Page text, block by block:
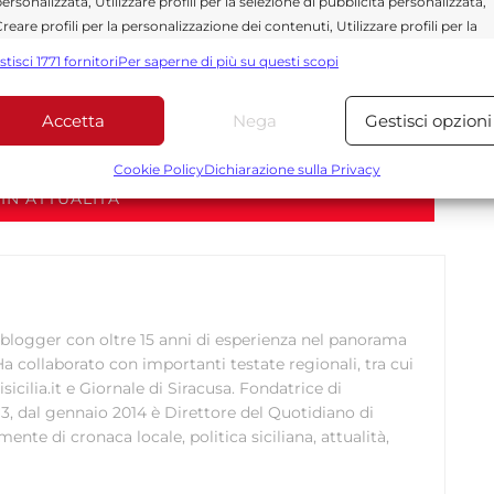
profili per la personalizzazione dei contenuti, Utilizzare profili per la
Utilizzare dati limitati per la selezione dei contenuti.
Funzionalità Sempre
Abbinare e combinare dati provenienti da altre fonti di dati,
la sicurezza, prevenire e rilevare frodi,
errori, Erogare e presentare
e contenuto, Salvare e comunicare le
sulla privacy.
1771 fornitoriPer saperne di più su questi scopi
Accetta Nega Gestisci opzioni
Cookie PolicyDichiarazione sulla Privacy
alle autorità intervenute e ai presenti
Send
ATTUALITÀ
con oltre 15 anni di esperienza nel panorama
collaborato con importanti testate regionali, tra cui
e Giornale di Siracusa. Fondatrice di
dal gennaio 2014 è Direttore del Quotidiano di
di cronaca locale, politica siciliana, attualità,